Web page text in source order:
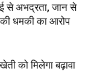
से अभद्रता, जान से
की धमकी का आरोप
को मिलेगा बढ़ावा